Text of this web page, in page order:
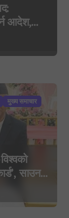
आदेश,
मुख्य समाचार
साउन